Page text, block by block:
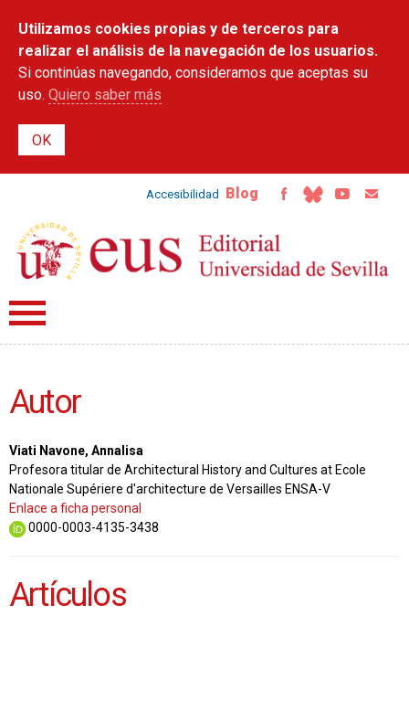
contenido
principal
Utilizamos cookies propias y de terceros para
realizar el análisis de la navegación de los usuarios.
Si continúas navegando, consideramos que aceptas su
uso. Quiero saber más
Accesibilidad Blog
Autor
Viati Navone, Annalisa
Profesora titular de Architectural History and Cultures at Ecole
Nationale Supériere d'architecture de Versailles ENSA-V
Enlace a ficha personal
0000-0003-4135-3438
Artículos